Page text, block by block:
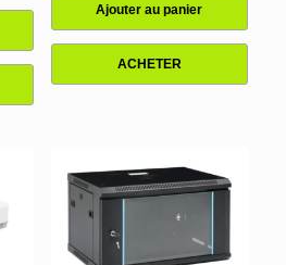
Ajouter au panier
ACHETER